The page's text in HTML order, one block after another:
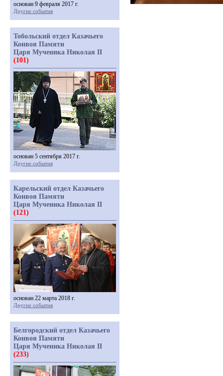
основан 9 февраля 2017 г.
Другие события
Тобольский отдел Казачьего
Конвоя Памяти
Царя Мученика Николая II
(101)
основан 5 сентября 2017 г.
Другие события
Карельский отдел Казачьего
Конвоя Памяти
Царя Мученика Николая II
(121)
основан 22 марта 2018 г.
Другие события
Белгородский отдел Казачьего
Конвоя Памяти
Царя Мученика Николая II
(233)